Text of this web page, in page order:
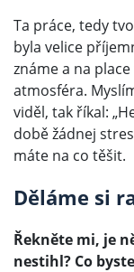
Ta práce, tedy
byla velice
známe a na
atmosféra.
viděl, tak říkal:
době žádnej
máte na co těšit.
Děláme si
Řekněte mi, je
nestihl? Co